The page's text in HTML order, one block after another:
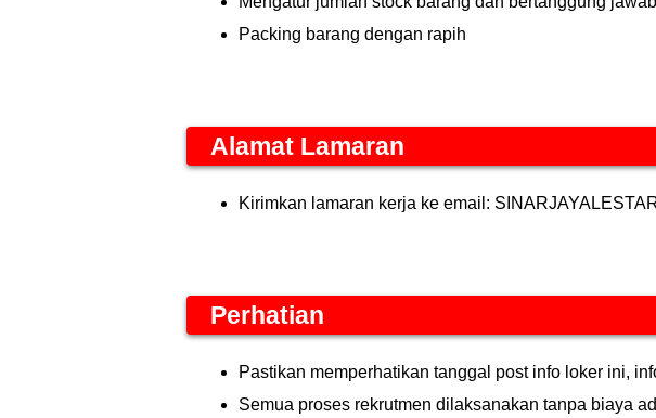
Packing barang dengan rapih
Alamat Lamaran
Kirimkan lamaran kerja ke email:
Perhatian
Pastikan memperhatikan tanggal post info loker ini,
Semua proses rekrutmen dilaksanakan tanpa biaya